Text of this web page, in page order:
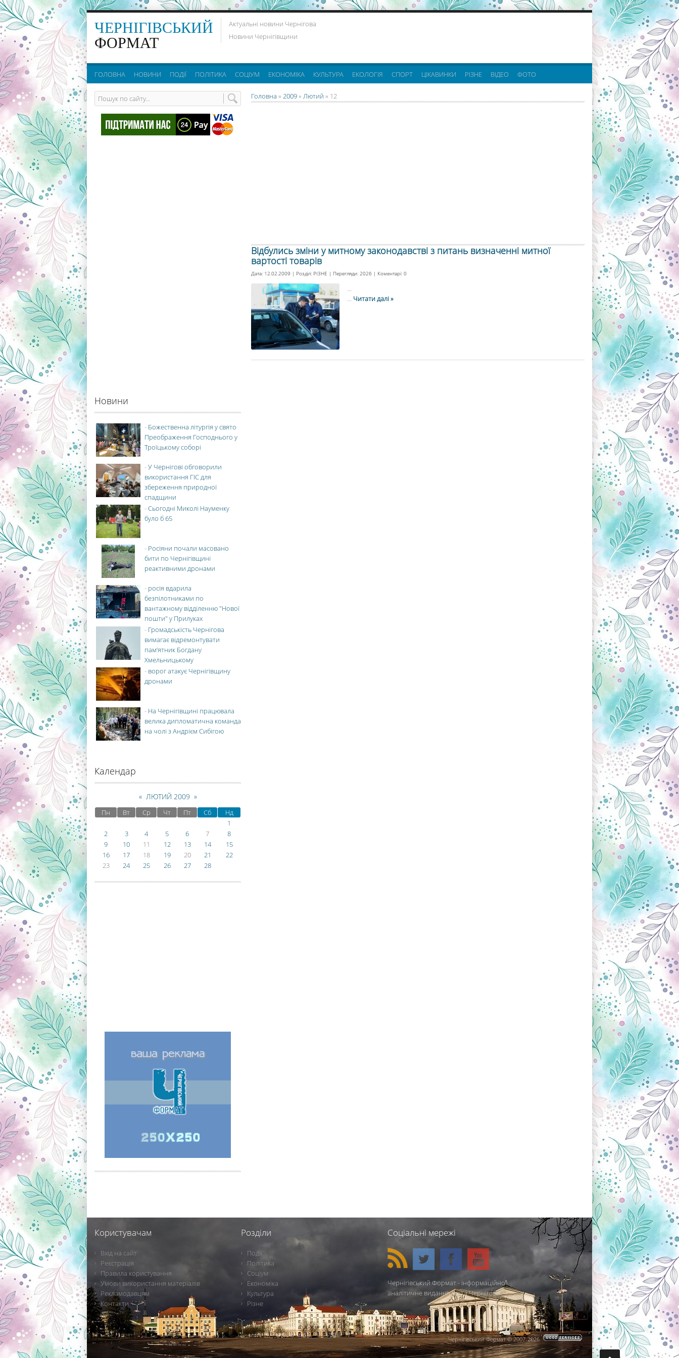
реклама партнерів:
ЧЕРНІГІВСЬКИЙ
ФОРМАТ
Актуальні новини Чернігова
Новини Чернігівщини
ГОЛОВНА НОВИНИ ПОДІЇ ПОЛІТИКА СОЦІУМ ЕКОНОМІКА КУЛЬТУРА ЕКОЛОГІЯ СПОРТ ЦІКАВИНКИ РІЗНЕ ВІДЕО ФОТО
Головна » 2009» Лютий » 12
Відбулись зміни у митному законодавстві з питань визначенні митної
вартості товарів
Дата: 12.02.2009 | Розділ: РІЗНЕ | Перегляди: 2026 | Коментарі: 0
...
... Читати далі »
Новини
- Божественна літургія у свято
Преображення Господнього у
Троїцькому соборі
-У Чернігові обговорили
використання ГІС для
збереження природної
спадщини
-Сьогодні Миколі Науменку
було б 65
- Росіяни почали масовано
бити по Чернігівщині
реактивними дронами
- росія вдарила
безпілотниками по
вантажному відділенню "Нової
пошти" у Прилуках
- Громадськість Чернігова
вимагає відремонтувати
пам’ятник Богдану
Хмельницькому
- ворог атакує Чернігівщину
дронами
- На Чернігівщині працювала
велика дипломатична команда
на чолі з Андрієм Сибігою
Календар
« ЛЮТИЙ 2009 »
Пн Вт Ср Чт Пт Сб
Нд
1
2
3 4 5 6 7
8
9
10 11 12 13 14
15
16
17 18 19 20 21
22
23
24 25 26 27 28
Користувачам
Вхід на сайт
Реєстрація
Правила користування
Умови використання матеріалів
Рекламодавцям
Контакти
Розділи
Події
Політика
Соціум
Економіка
Культура
Різне
Соціальні мережі
Чернігівський Формат - інформаційно-
аналітичне видання міста Чернігова.
Чернігівський Формат © 2007-2026. .